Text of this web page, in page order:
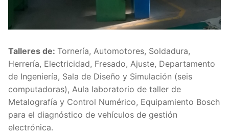
Talleres de: Tornería, Automotores, Soldadura,
Herrería, Electricidad, Fresado, Ajuste, Departamento
de Ingeniería, Sala de Diseño y Simulación (seis
computadoras), Aula laboratorio de taller de
Metalografía y Control Numérico, Equipamiento Bosch
para el diagnóstico de vehículos de gestión
electrónica.